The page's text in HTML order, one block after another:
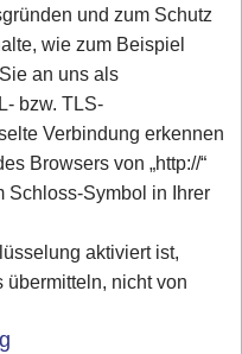
und zum Schutz
wie zum Beispiel
an uns als
bzw. TLS-
Verbindung erkennen
Browsers von „http://“
Schloss-Symbol in Ihrer
aktiviert ist,
nicht von